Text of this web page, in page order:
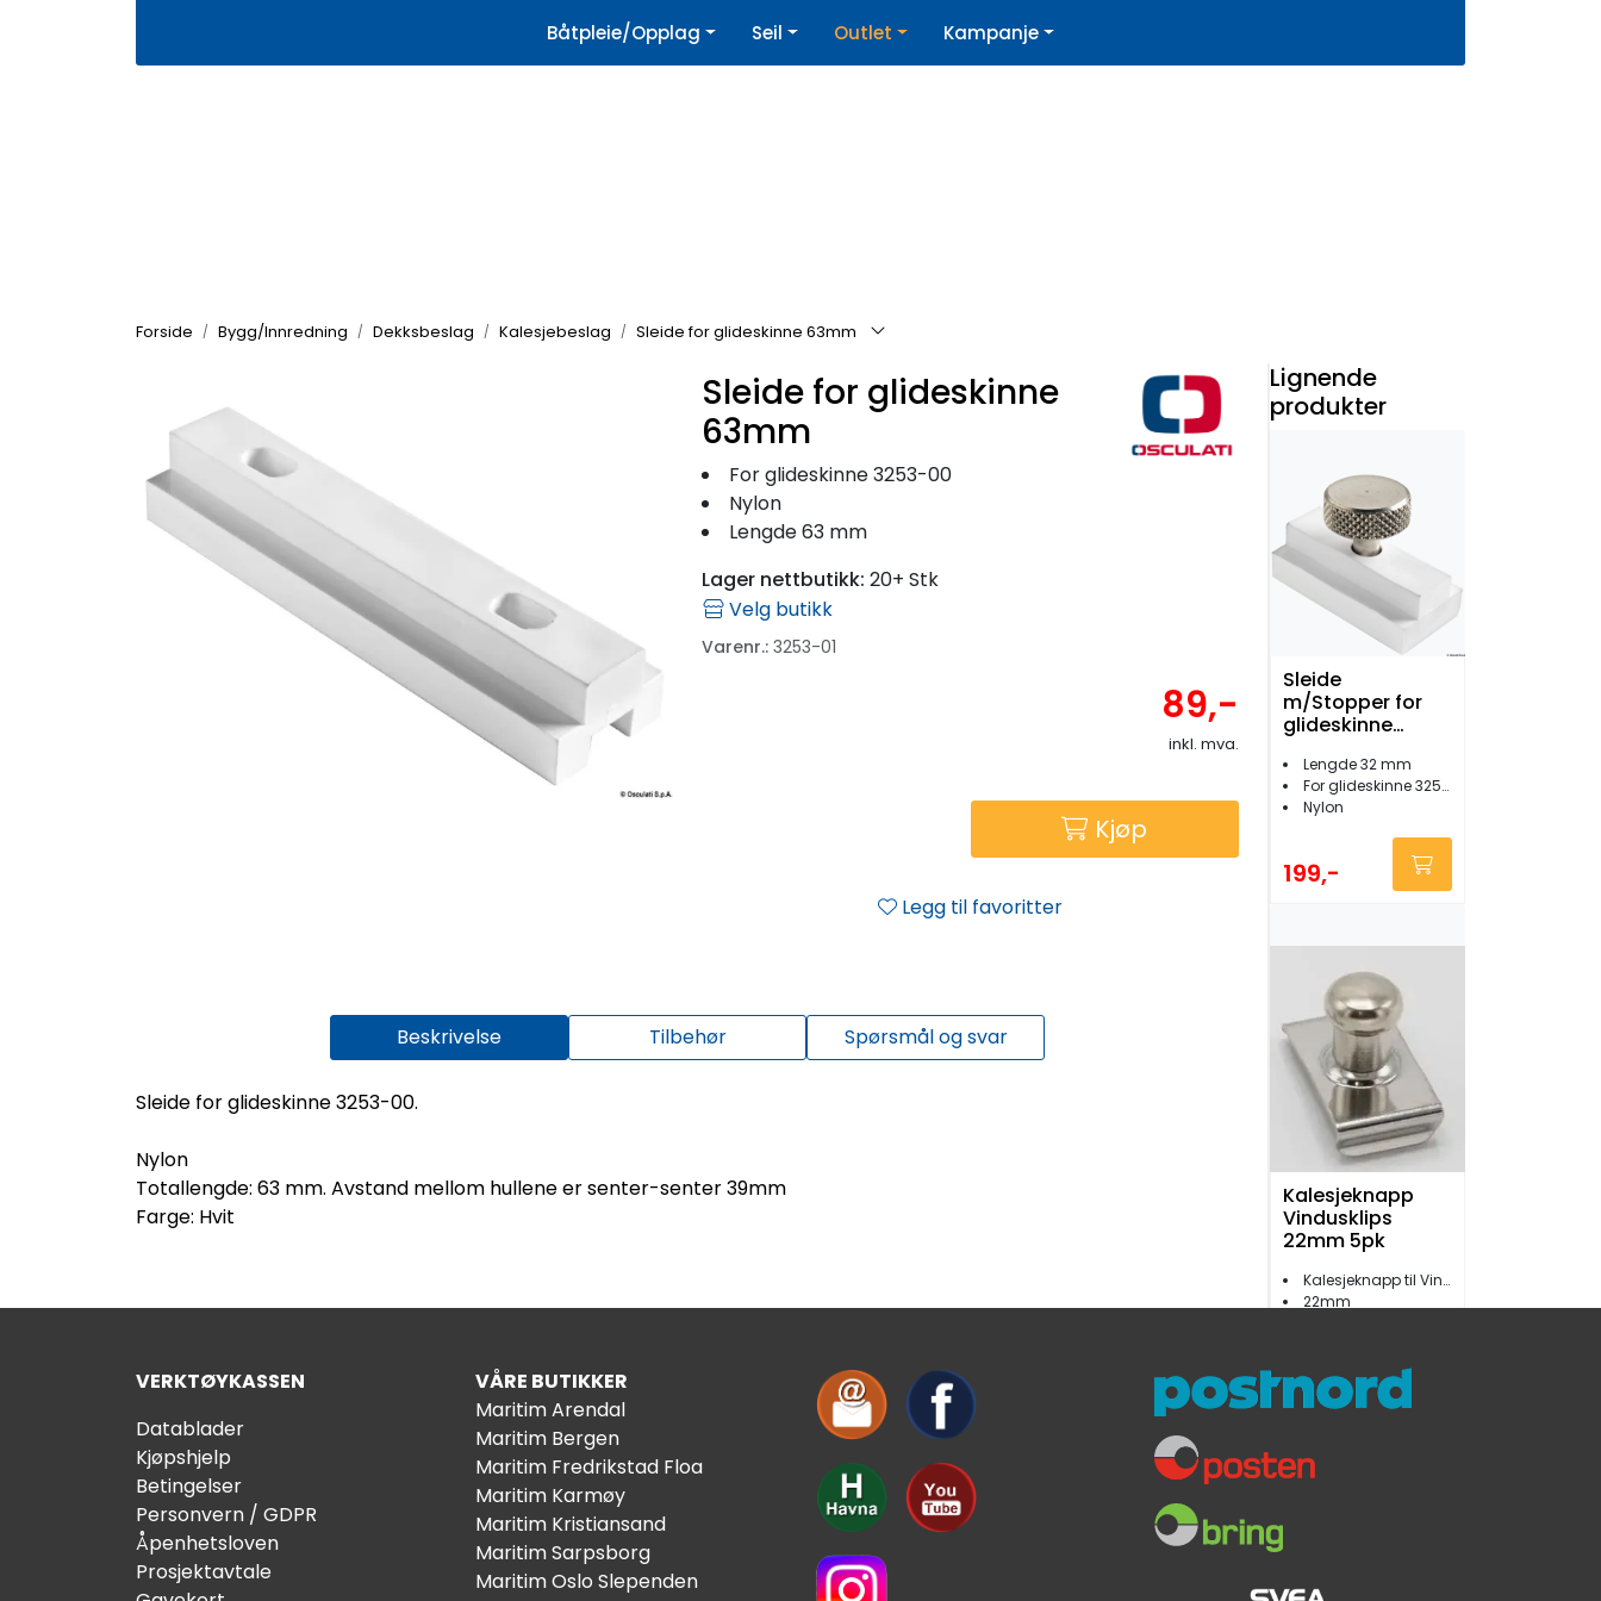
Kjøpshjelp | Nyhetsbrev
Båtpleie/Opplag Seil Outlet Kampanje
Forside Bygg/Innredning Dekksbeslag Kalesjebeslag Sleide for glideskinne 63mm
Sleide for glideskinne
63mm
For glideskinne 3253-00
Nylon
Lengde 63 mm
Lager nettbutikk: 20+ Stk
Velg butikk
Varenr.: 3253-01
89,-
inkl. mva.
Kjøp
Legg til favoritter
Beskrivelse Tilbehør Spørsmål og svar
Sleide for glideskinne 3253-00.
Nylon
Totallengde: 63 mm. Avstand mellom hullene er senter-senter 39mm
Farge: Hvit
Lignende
produkter
Sleide
m/Stopper for
glideskinne
Lengde 32 mm
For glideskinne 3253-00
Nylon
199,-
Kalesjeknapp
Vindusklips
22mm 5pk
Kalesjeknapp til Vindusklips
22mm
319,-
Kalesje Sytråd
VERKTØYKASSEN
Datablader
Kjøpshjelp
Betingelser
Personvern / GDPR
Åpenhetsloven
Prosjektavtale
VÅRE BUTIKKER
Maritim Arendal
Maritim Bergen
Maritim Fredrikstad Floa
Maritim Karmøy
Maritim Kristiansand
Maritim Sarpsborg
Maritim Oslo Slependen